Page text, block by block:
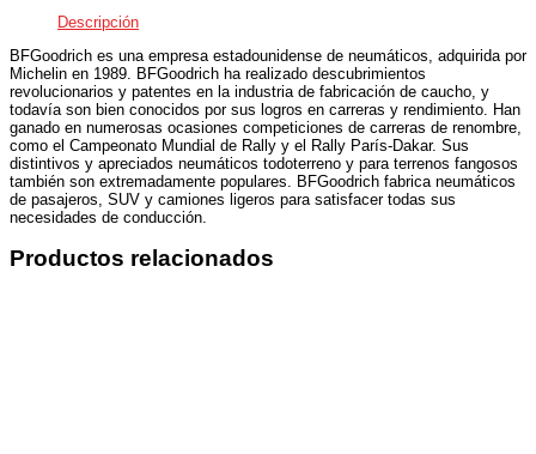
Descripción
BFGoodrich es una empresa estadounidense de neumáticos, adquirida por
Michelin en 1989. BFGoodrich ha realizado descubrimientos
revolucionarios y patentes en la industria de fabricación de caucho, y
todavía son bien conocidos por sus logros en carreras y rendimiento. Han
ganado en numerosas ocasiones competiciones de carreras de renombre,
como el Campeonato Mundial de Rally y el Rally París-Dakar. Sus
distintivos y apreciados neumáticos todoterreno y para terrenos fangosos
también son extremadamente populares. BFGoodrich fabrica neumáticos
de pasajeros, SUV y camiones ligeros para satisfacer todas sus
necesidades de conducción.
Productos relacionados